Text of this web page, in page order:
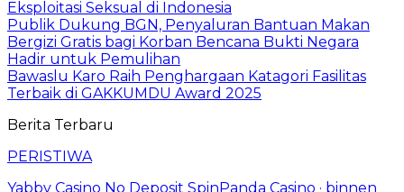
Eksploitasi Seksual di Indonesia
Publik Dukung BGN, Penyaluran Bantuan Makan
Bergizi Gratis bagi Korban Bencana Bukti Negara
Hadir untuk Pemulihan
Bawaslu Karo Raih Penghargaan Katagori Fasilitas
Terbaik di GAKKUMDU Award 2025
Berita Terbaru
PERISTIWA
Yabby Casino No Deposit SpinPanda Casino · binnen